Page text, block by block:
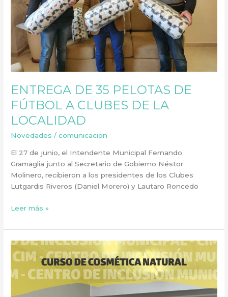
ENTREGA DE 35 PELOTAS DE
FÚTBOL A CLUBES DE LA
LOCALIDAD
Novedades /comunicacion
El 27 de junio, el Intendente Municipal Fernando
Gramaglia junto al Secretario de Gobierno Néstor
Molinero, recibieron a los presidentes de los Clubes
Lutgardis Riveros (Daniel Morero) y Lautaro Roncedo
LA
LOCALIDAD
Leer más »
CURSO
DE
COSMÉTICA
NATURAL